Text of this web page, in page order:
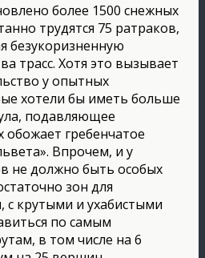
более 1500 снежных
трудятся 75 ратраков,
безукоризненную
трасс. Хотя это вызывает
у опытных
хотели бы иметь больше
подавляющее
гребенчатое
Впрочем, и у
не должно быть особых
зон для
с крутыми и ухабистыми
по самым
в том числе на 6